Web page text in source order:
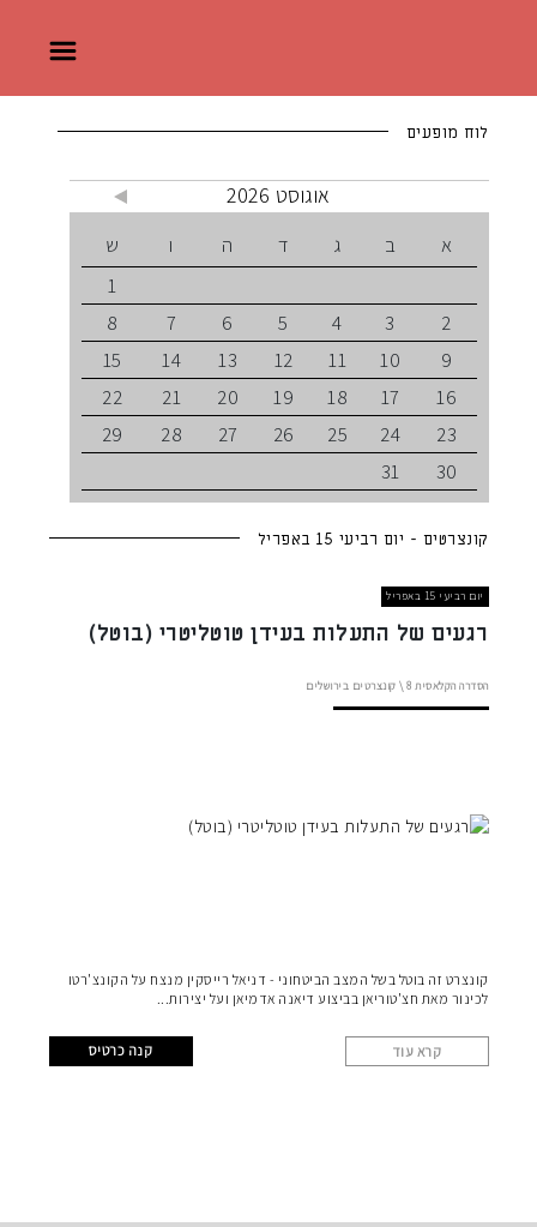
קונצרטים - יום רביעי 15 באפריל
יום רביעי 15 באפריל
הסדרה הקלאסית קונצרטים בירושלים
רגעים של התעלות בעידן טוטליטרי (בוטל)
קונצרט זה בוטל בשל המצב הביטחוני - דניאל רייסקין מנצח על הקונצ'רטו
לכינור מאת חצ'טוריאן בביצוע דיאנה אדמיאן ועל יצירות
קרא עוד קנה כרטיס
לוח מופעים
אוגוסט 2026
א ב ג ד ה ו
ש
1
2
3
4
5
6
7
8
9
10
11
12
13
14
15
16
17
18
19
20
21
22
23
24
25
26
27
28
29
30
31